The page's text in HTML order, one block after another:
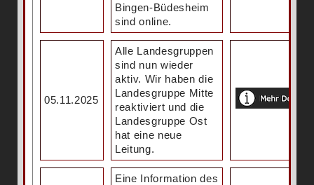
Bingen-Büdesheim
sind online.
05.11.2025
Alle Landesgruppen
sind nun wieder
aktiv. Wir haben die
Landesgruppe Mitte
reaktiviert und die
Landesgruppe Ost
hat eine neue
Leitung.
Eine Information des